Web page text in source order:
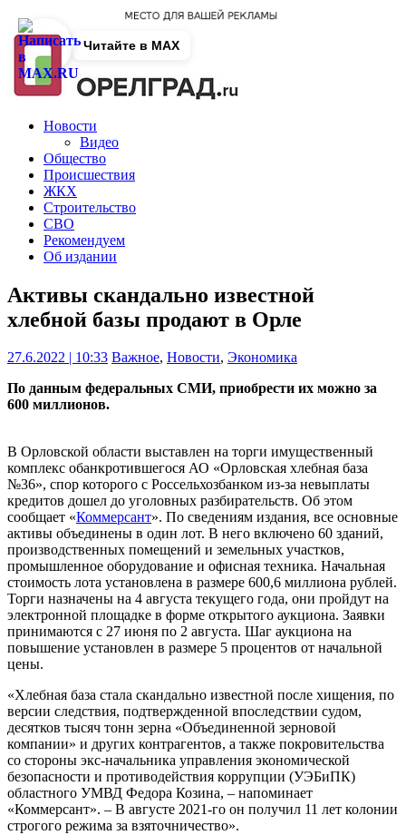
Новости
Видео
Общество
Происшествия
ЖКХ
Строительство
СВО
Рекомендуем
Об издании
Активы скандально известной
хлебной базы продают в Орле
27.6.2022 | 10:33 Важное, Новости, Экономика
По данным федеральных СМИ, приобрести их можно за
600 миллионов.
В Орловской области выставлен на торги имущественный
комплекс обанкротившегося АО «Орловская хлебная база
№36», спор которого с Россельхозбанком из-за невыплаты
кредитов дошел до уголовных разбирательств. Об этом
сообщает «Коммерсант». По сведениям издания, все основные
активы объединены в один лот. В него включено 60 зданий,
производственных помещений и земельных участков,
промышленное оборудование и офисная техника. Начальная
стоимость лота установлена в размере 600,6 миллиона рублей.
Торги назначены на 4 августа текущего года, они пройдут на
электронной площадке в форме открытого аукциона. Заявки
принимаются с 27 июня по 2 августа. Шаг аукциона на
повышение установлен в размере 5 процентов от начальной
цены.
«Хлебная база стала скандально известной после хищения, по
версии следствия, подтвержденной впоследствии судом,
десятков тысяч тонн зерна «Объединенной зерновой
компании» и других контрагентов, а также покровительства
со стороны экс-начальника управления экономической
безопасности и противодействия коррупции (УЭБиПК)
областного УМВД Федора Козина, – напоминает
«Коммерсант». – В августе 2021-го он получил 11 лет колонии
строгого режима за взяточничество».
Читайте в MAX